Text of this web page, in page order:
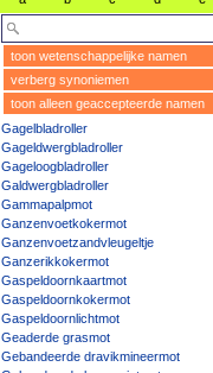
toon wetenschappelijke namen
verberg synoniemen
toon alleen geaccepteerde namen
Gagelbladroller
Gageldwergbladroller
Gageloogbladroller
Galdwergbladroller
Gammapalpmot
Ganzenvoetkokermot
Ganzenvoetzandvleugeltje
Ganzerikkokermot
Gaspeldoornkaartmot
Gaspeldoornkokermot
Gaspeldoornlichtmot
Geaderde grasmot
Gebandeerde dravikmineermot